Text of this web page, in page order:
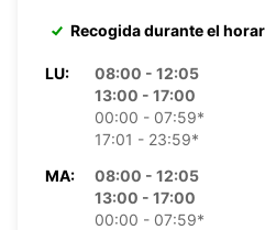
Recogida durante el
LU:
08:00 - 12:05
13:00 - 17:00
00:00 - 07:59*
17:01 - 23:59*
MA:
08:00 - 12:05
13:00 - 17:00
00:00 - 07:59*